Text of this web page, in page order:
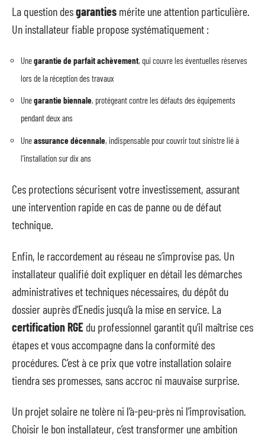
La question desgaranties mérite une attention particulière.
Un installateur fiable propose systématiquement :
Unegarantie de parfait achèvement, qui couvre les éventuelles réserves
lors de la réception des travaux
Unegarantie biennale, protégeant contre les défauts des équipements
pendant deux ans
Uneassurance décennale, indispensable pour couvrir tout sinistre lié à
l’installation sur dix ans
Ces protections sécurisent votre investissement, assurant
une intervention rapide en cas de panne ou de défaut
technique.
Enfin, le raccordement au réseau ne s’improvise pas. Un
installateur qualifié doit expliquer en détail les démarches
administratives et techniques nécessaires, du dépôt du
dossier auprès d’Enedis jusqu’à la mise en service. La
certification RGE du professionnel garantit qu’il maîtrise ces
étapes et vous accompagne dans la conformité des
procédures. C’est à ce prix que votre installation solaire
tiendra ses promesses, sans accroc ni mauvaise surprise.
Un projet solaire ne tolère ni l’à-peu-près ni l’improvisation.
Choisir le bon installateur, c’est transformer une ambition